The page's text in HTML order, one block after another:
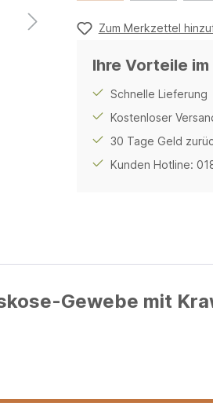
Zum Merkzettel
Ihre Vorteile
Schnelle Lieferung
Kostenloser
30 Tage Geld
Kunden Hotline:
Gewebe mit